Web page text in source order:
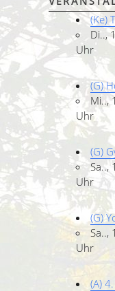
(Ke)
Di..,
Uhr
(G)
Mi..,
Uhr
(G)
Uhr
(G)
Sa..,
Uhr
(A)